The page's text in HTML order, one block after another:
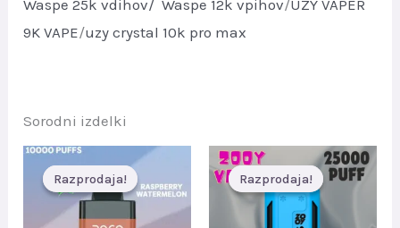
Waspe 25k vdihov/ Waspe 12k vpihov/UZY VAPER
9K VAPE/uzy crystal 10k pro max
Sorodni izdelki
Razprodaja!
Razprodaja! Razprodaja!
Razprodaja!